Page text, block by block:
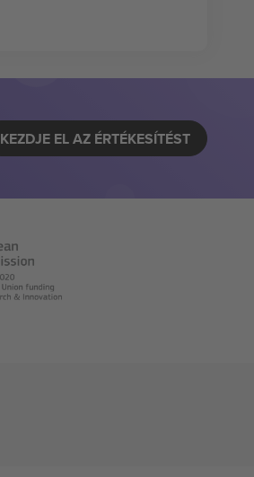
KEZDJE EL AZ ÉRTÉKESÍTÉST